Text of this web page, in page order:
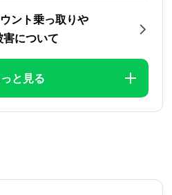
ント乗っ取りや
について
と見る